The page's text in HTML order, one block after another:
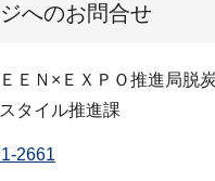
へのお問合せ
ＥＮ×ＥＸＰＯ推進局脱
タイル推進課
2661